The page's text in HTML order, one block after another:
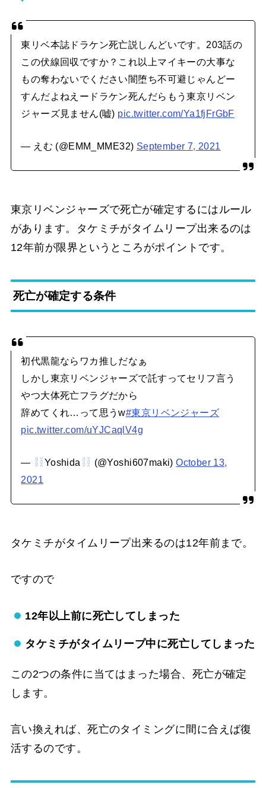
東リベ本誌ドラケン死亡説しんどいです。203話の
この伏線回収ですか？これ以上マイキーの大事な
もの奪わないでください闇堕ち不可避じゃんどー
すんだよねえードラケン死んだらもう東京リベン
ジャーズ見ません(嘘) pic.twitter.com/Ya1fjFrGbF
— えむ (@EMM_MME32) September 7, 2021
東京リベンジャーズで死亡が確定するにはルール
があります。タケミチがタイムリープ出来るのは
12年前が限界というところがポイントです。
死亡が確定する条件
初代黒龍ならワカ推しだなぁ
しかし東京リベンジャーズで託すってセリフ言う
やつ大体死亡フラグだから
辞めてくれ…って思うw#東京リベンジャーズ
pic.twitter.com/uYJCaqlV4g
— Yoshida (@Yoshi607maki)October 13,
2021
タケミチがタイムリープ出来るのは12年前まで。
ですので
12年以上前に死亡してしまった
タケミチがタイムリープ中に死亡してしまった
この2つの条件に当てはまった場合、死亡が確定
します。
言い換えれば、死亡のタイミングに間に合えば復
活するのです。